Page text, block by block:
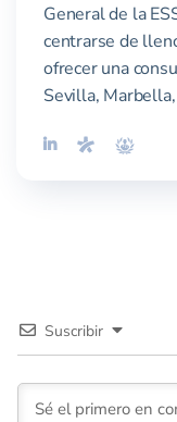
General de la
centrarse de
ofrecer una
Sevilla,
Suscribir